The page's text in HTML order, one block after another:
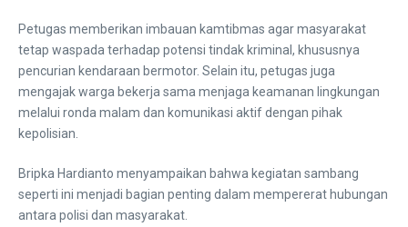
Petugas memberikan imbauan kamtibmas agar masyarakat
tetap waspada terhadap potensi tindak kriminal, khususnya
pencurian kendaraan bermotor. Selain itu, petugas juga
mengajak warga bekerja sama menjaga keamanan lingkungan
melalui ronda malam dan komunikasi aktif dengan pihak
kepolisian.
Bripka Hardianto menyampaikan bahwa kegiatan sambang
seperti ini menjadi bagian penting dalam mempererat hubungan
antara polisi dan masyarakat.